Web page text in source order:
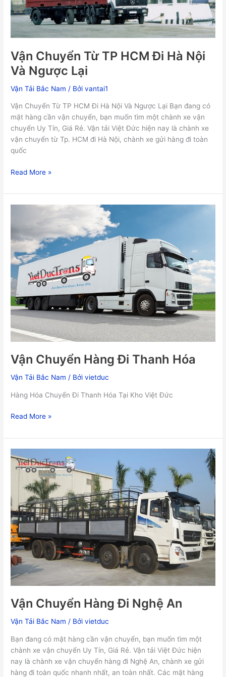
Vận Chuyển Từ TP HCM Đi Hà Nội
Và Ngược Lại
Vận Tải Bắc Nam / Bởivantai1
Vận Chuyển Từ TP HCM Đi Hà Nội Và Ngược Lại Bạn đang có
mặt hàng cần vận chuyển, bạn muốn tìm một chành xe vận
chuyển Uy Tín, Giá Rẻ. Vận tải Việt Đức hiện nay là chành xe
vận chuyển từ Tp. HCM đi Hà Nội, chành xe gửi hàng đi toàn
quốc
Ngược
Lại
Read More »
Vận Chuyển Hàng Đi Thanh Hóa
Vận Tải Bắc Nam / Bởivietduc
Hàng Hóa Chuyển Đi Thanh Hóa Tại Kho Việt Đức
Đi
Thanh
Hóa
Read More »
Vận Chuyển Hàng Đi Nghệ An
Vận Tải Bắc Nam / Bởivietduc
Bạn đang có mặt hàng cần vận chuyển, bạn muốn tìm một
chành xe vận chuyển Uy Tín, Giá Rẻ. Vận tải Việt Đức hiện
nay là chành xe vận chuyển hàng đi Nghệ An, chành xe gửi
hàng đi toàn quốc nhanh nhất, an toàn nhất. Các mặt hàng
Vận
Chuyển
Nghệ
An